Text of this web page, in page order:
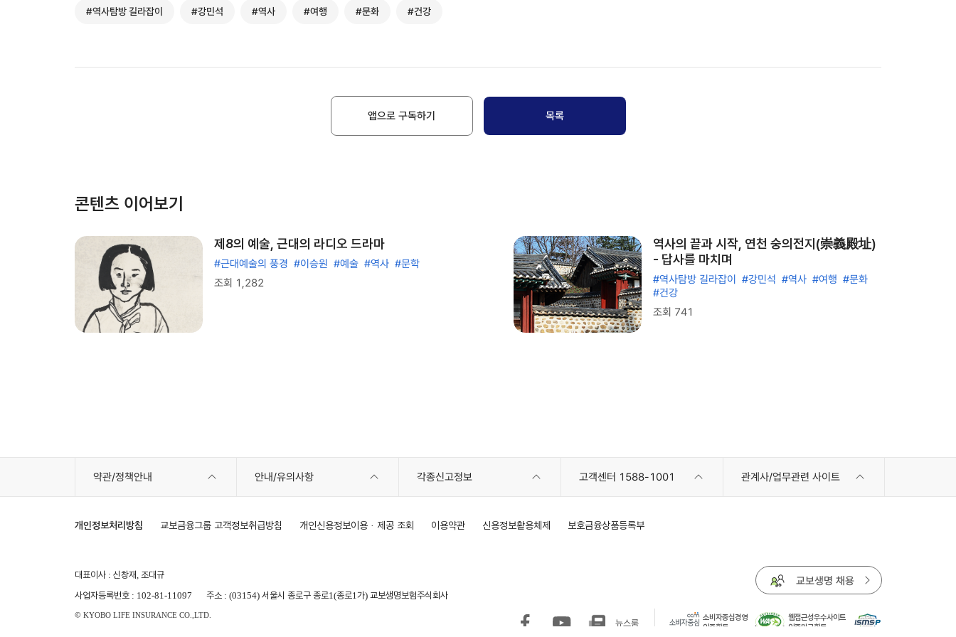
#역사탐방 길라잡이 #강민석 #역사 #여행 #문화 #건강
앱으로 구독하기 목록
콘텐츠 이어보기
제8의 예술, 근대의 라디오 드라마
#근대예술의 풍경 #이승원 #예술 #역사 #문학
조회 1,282
역사의 끝과 시작, 연천 숭의전지(崇義殿址)
- 답사를 마치며
#역사탐방 길라잡이 #강민석 #역사 #여행 #문화
#건강
조회 741
약관/정책안내 안내/유의사항 각종신고정보 고객센터 1588-1001 관계사/업무관련 사이트
개인정보처리방침 교보금융그룹 고객정보취급방침 개인신용정보이용 · 제공 조회 이용약관 신용정보활용체제 보호금융상품등록부
대표이사 : 신창재, 조대규
사업자등록번호 : 102-81-11097
주소 : (03154) 서울시 종로구 종로1(종로1가) 교보생명보험주식회사
© KYOBO LIFE INSURANCE CO.,LTD.
교보생명 채용
뉴스룸
소비자중심경영
인증획득
웹접근성우수사이트
인증마크획득